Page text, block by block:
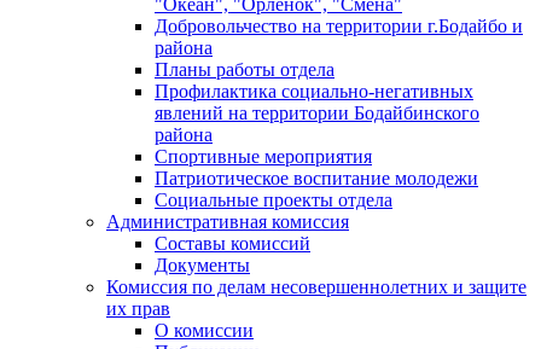
"Океан", "Орленок", "Смена"
Добровольчество на территории г.Бодайбо и
района
Планы работы отдела
Профилактика социально-негативных
явлений на территории Бодайбинского
района
Спортивные мероприятия
Патриотическое воспитание молодежи
Социальные проекты отдела
Административная комиссия
Составы комиссий
Документы
Комиссия по делам несовершеннолетних и защите
их прав
О комиссии